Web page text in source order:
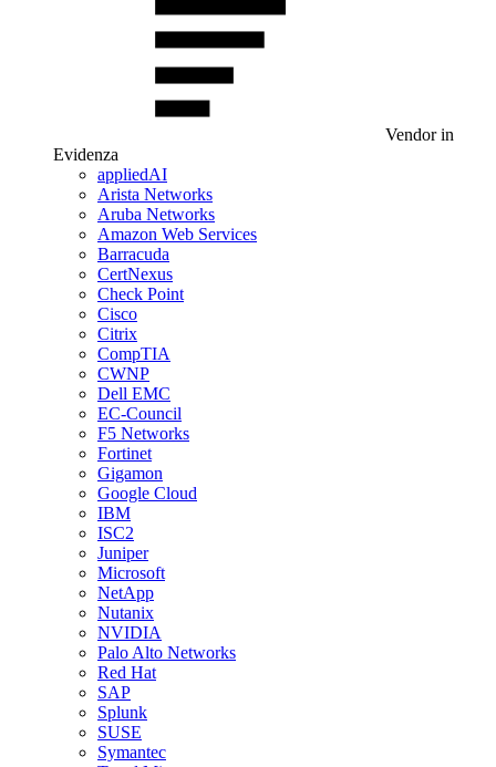
Vendor in
Evidenza
appliedAI
Arista Networks
Aruba Networks
Amazon Web Services
Barracuda
CertNexus
Check Point
Cisco
Citrix
CompTIA
CWNP
Dell EMC
EC-Council
F5 Networks
Fortinet
Gigamon
Google Cloud
IBM
ISC2
Juniper
Microsoft
NetApp
Nutanix
NVIDIA
Palo Alto Networks
Red Hat
SAP
Splunk
SUSE
Symantec